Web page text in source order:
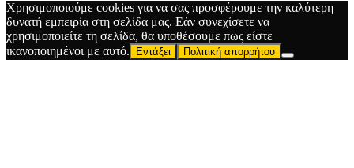
Χρησιμοποιούμε cookies για να σας προσφέρουμε την καλύτερη
δυνατή εμπειρία στη σελίδα μας. Εάν συνεχίσετε να
χρησιμοποιείτε τη σελίδα, θα υποθέσουμε πως είστε
ικανοποιημένοι με αυτό.
Εντάξει Πολιτική απορρήτου